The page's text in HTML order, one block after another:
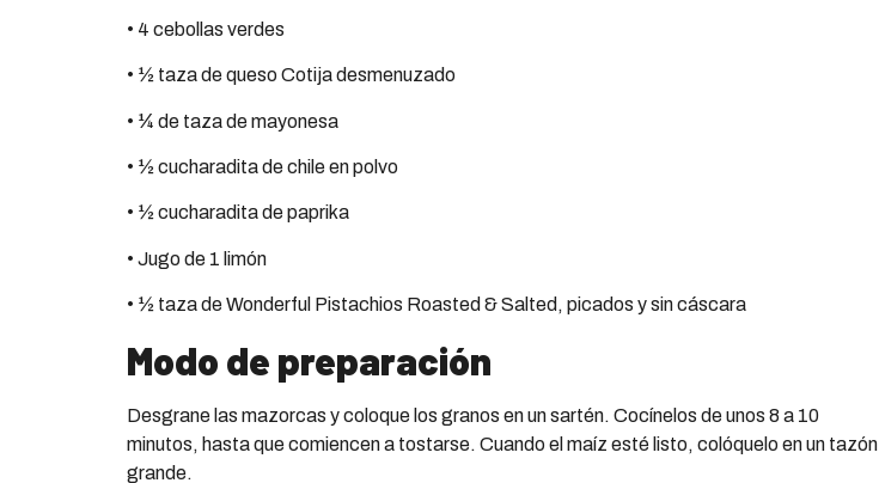
• 4 cebollas verdes
• ½ taza de queso Cotija desmenuzado
• ¼ de taza de mayonesa
• ½ cucharadita de chile en polvo
• ½ cucharadita de paprika
• Jugo de 1 limón
• ½ taza de Wonderful Pistachios Roasted & Salted, picados y sin cáscara
Modo de preparación
Desgrane las mazorcas y coloque los granos en un sartén. Cocínelos de unos 8 a 10
minutos, hasta que comiencen a tostarse. Cuando el maíz esté listo, colóquelo en un tazón
grande.